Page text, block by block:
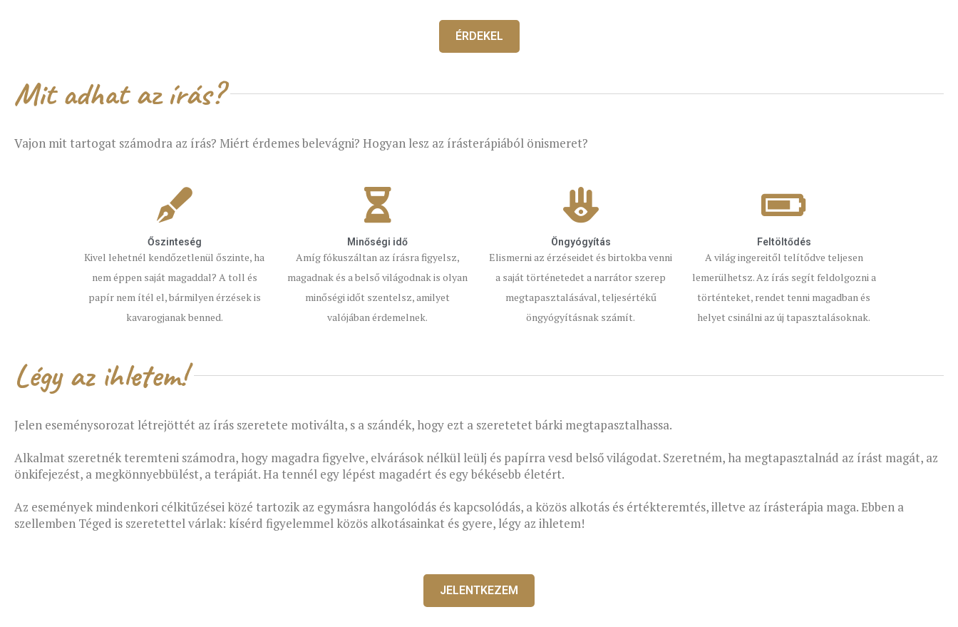
ÉRDEKEL
Mit adhat az írás?
Vajon mit tartogat számodra az írás? Miért érdemes belevágni? Hogyan lesz az írásterápiából önismeret?
Őszinteség
Kivel lehetnél kendőzetlenül őszinte, ha
nem éppen saját magaddal? A toll és
papír nem ítél el, bármilyen érzések is
kavarogjanak benned.
Minőségi idő
Amíg fókuszáltan az írásra figyelsz,
magadnak és a belső világodnak is olyan
minőségi időt szentelsz, amilyet
valójában érdemelnek.
Öngyógyítás
Elismerni az érzéseidet és birtokba venni
a saját történetedet a narrátor szerep
megtapasztalásával, teljesértékű
öngyógyításnak számít.
Feltöltődés
A világ ingereitől telítődve teljesen
lemerülhetsz. Az írás segít feldolgozni a
történteket, rendet tenni magadban és
helyet csinálni az új tapasztalásoknak.
Légy az ihletem!
Jelen eseménysorozat létrejöttét az írás szeretete motiválta, s a szándék, hogy ezt a szeretetet bárki megtapasztalhassa.
Alkalmat szeretnék teremteni számodra, hogy magadra figyelve, elvárások nélkül leülj és papírra vesd belső világodat. Szeretném, ha megtapasztalnád az írást magát, az
önkifejezést, a megkönnyebbülést, a terápiát. Ha tennél egy lépést magadért és egy békésebb életért.
Az események mindenkori célkitűzései közé tartozik az egymásra hangolódás és kapcsolódás, a közös alkotás és értékteremtés, illetve az írásterápia maga. Ebben a
szellemben Téged is szeretettel várlak: kísérd figyelemmel közös alkotásainkat és gyere, légy az ihletem!
JELENTKEZEM